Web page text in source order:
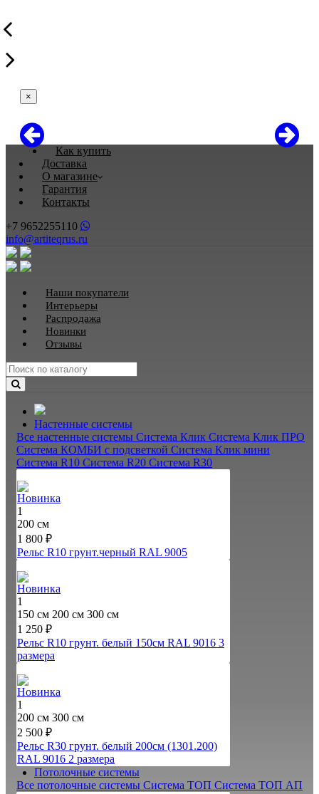
×
Как купить
Доставка
О магазине
Гарантия
Контакты
+7 9652255110
info@artiteqrus.ru
Наши покупатели
Интерьеры
Распродажа
Новинки
Отзывы
Настенные системы
Все настенные системы Система Клик Система Клик ПРО
Система КОМБИ с подсветкой Система Клик мини
Система R10 Система R20 Система R30
Новинка
1
200 см
1 800 ₽
Рельс R10 грунт.черный RAL 9005
Новинка
1
150 см 200 см 300 см
1 250 ₽
Рельс R10 грунт. белый 150см RAL 9016 3
размера
Новинка
1
200 см 300 см
2 500 ₽
Рельс R30 грунт. белый 200см (1301.200)
RAL 9016 2 размера
Потолочные системы
Все потолочные системы Система ТОП Система ТОП АП